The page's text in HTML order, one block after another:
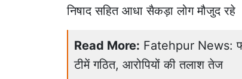
निषाद सहित आधा सैकड़ा लोग मौजुद रहे
Read More: Fatehpur News:
टीमें गठित, आरोपियों की तलाश तेज